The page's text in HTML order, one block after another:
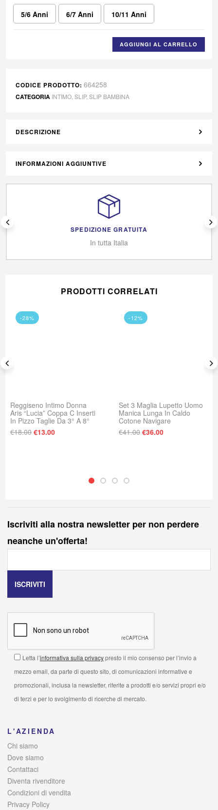
5/6 Anni 6/7 Anni 10/11 Anni
AGGIUNGI AL CARRELLO
CODICE PRODOTTO: 664258
CATEGORIA INTIMO SLIP, SLIP BAMBINA
DESCRIZIONE
INFORMAZIONI AGGIUNTIVE
SPEDIZIONE GRATUITA
In tutta Italia
PRODOTTI CORRELATI
-28%
Reggiseno Intimo Donna
Aris “Lucia” Coppa C Inserti
In Pizzo Taglie Da 3° A 8°
€18.00 Il prezzo originale era: €18.00.
€13.00Il prezzo attuale è: €13.00.
-12%
Set 3 Maglia Lupetto Uomo
Manica Lunga In Caldo
Cotone Navigare
€41.00 Il prezzo originale
€36.00Il prezzo
Iscriviti alla nostra newsletter per non perdere
neanche un'offerta!
Letta l’informativa sulla privacypresto il mio consenso per l’invio a
mezzo email, da parte di questo sito, di comunicazioni informative e
promozionali, inclusa la newsletter, riferite a prodotti e/o servizi propri e/o
di terzi e per lo svolgimento di ricerche di mercato.
L'AZIENDA
Chi siamo
Dove siamo
Contattaci
Diventa rivenditore
Condizioni di vendita
Privacy Policy